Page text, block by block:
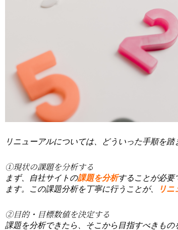
リニューアルについては、どういった手順を
①現状の課題を分析する
まず、自社サイトの課題を分析することが必要
ます。この課題分析を丁寧に行うことが、
リニ
②目的・目標数値を決定する
課題を分析できたら、そこから目指すべきも